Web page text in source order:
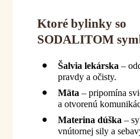
Ktoré bylinky so
SODALITOM
Šalvia lekárska –
pravdy a očisty.
Mäta – pripomína
a otvorenú
Materina dúška –
vnútornej sily a